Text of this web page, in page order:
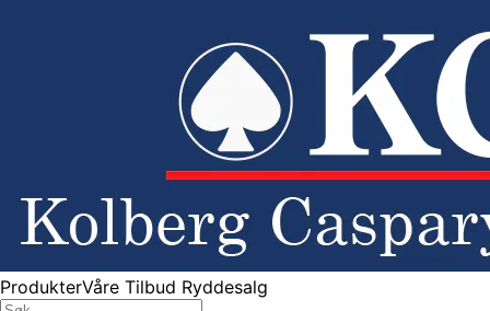
ProdukterVåre Tilbud Ryddesalg